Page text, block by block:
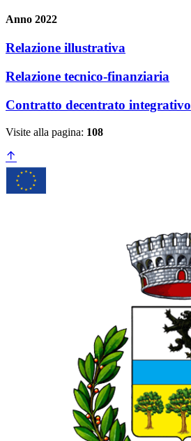
Anno 2022
Relazione illustrativa
Relazione tecnico-finanziaria
Contratto decentrato integrativo
Visite alla pagina: 108